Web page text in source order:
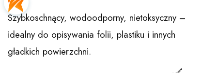
Szybkoschnący, wodoodporny, nietoksyczny –
idealny do opisywania folii, plastiku i innych
gładkich powierzchni.